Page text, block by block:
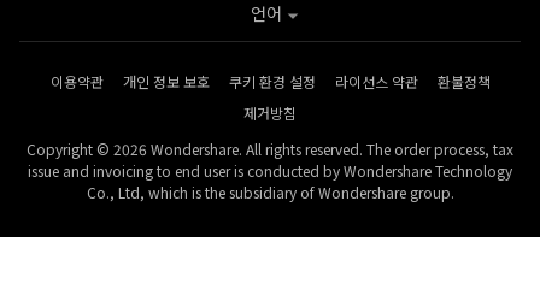
이용약관 개인 정보 보호 쿠키 환경 설정 라이선스 약관
환불정책
제거방침
Copyright © 2026 Wondershare. All rights reserved. The order process, tax
issue and invoicing to end user is conducted by Wondershare Technology
Co., Ltd, which is the subsidiary of Wondershare group.
언어